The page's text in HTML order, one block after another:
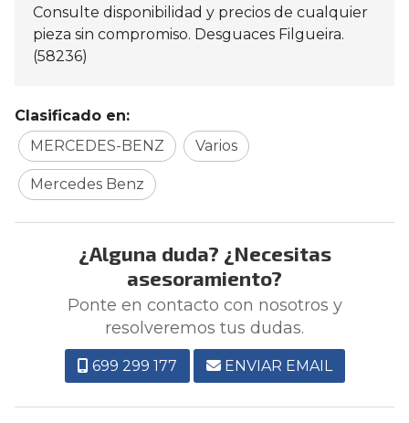
Consulte disponibilidad y precios de cualquier
pieza sin compromiso. Desguaces Filgueira.
(58236)
Clasificado en:
MERCEDES-BENZ
Varios
Mercedes Benz
¿Alguna duda? ¿Necesitas
asesoramiento?
Ponte en contacto con nosotros y
resolveremos tus dudas.
699 299 177 ENVIAR EMAIL